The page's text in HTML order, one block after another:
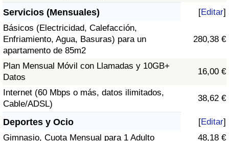
Servicios (Mensuales) [Editar]
Básicos (Electricidad, Calefacción,
Enfriamiento, Agua, Basuras) para un
apartamento de 85m2
280,38 €
Plan Mensual Móvil con Llamadas y 10GB+
Datos
16,00 €
Internet (60 Mbps o más, datos ilimitados,
Cable/ADSL)
38,62 €
Deportes y Ocio [Editar]
Gimnasio, Cuota Mensual para 1 Adulto
48,18 €